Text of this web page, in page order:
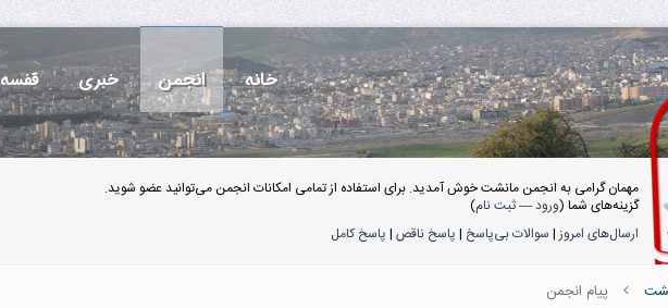
خانه انجمن خبری قفسه
مهمان گرامی به انجمن مانشت خوش آمدید. برای استفاده از تمامی امکانات انجمن می‌توانید عضو شوید.
گزینه‌های شما (ورود—ثبت نام)
ارسال‌های امروز| سوالات بی‌پاسخ | پاسخ ناقص | پاسخ کامل
پیام انجمن